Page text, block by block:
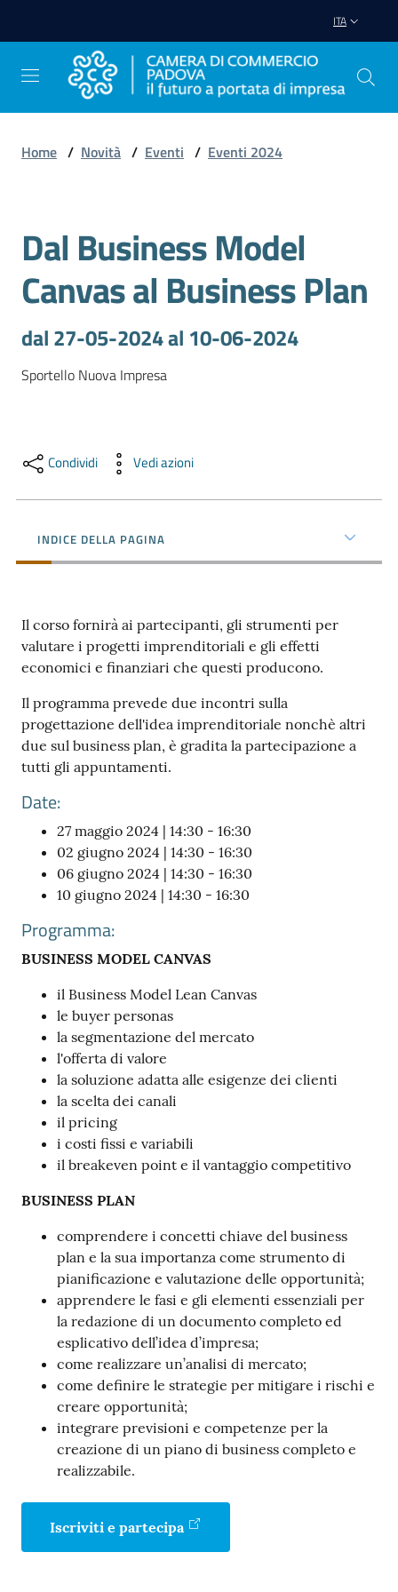
ITA
Gestire
Impresa
Promuovere
Impresa
Tutelare
Consumatore
Impresa
Digitale
La
Camera
Prenota
zione
on line
Servizi
online
Contatti
Newsle
tter
Stampa
Home / Novità / Eventi / Eventi 2024
Salta al contenuto
Dal Business Model
Canvas al Business Plan
dal 27-05-2024 al 10-06-2024
Sportello Nuova Impresa
Condividi Vedi azioni
INDICE DELLA PAGINA
Il corso fornirà ai partecipanti, gli strumenti per
valutare i progetti imprenditoriali e gli effetti
economici e finanziari che questi producono.
Il programma prevede due incontri sulla
progettazione dell'idea imprenditoriale nonchè altri
due sul business plan, è gradita la partecipazione a
tutti gli appuntamenti.
Date:
27 maggio 2024 | 14:30 - 16:30
02 giugno 2024 | 14:30 - 16:30
06 giugno 2024 | 14:30 - 16:30
10 giugno 2024 | 14:30 - 16:30
Programma:
BUSINESS MODEL CANVAS
il Business Model Lean Canvas
le buyer personas
la segmentazione del mercato
l'offerta di valore
la soluzione adatta alle esigenze dei clienti
la scelta dei canali
il pricing
i costi fissi e variabili
il breakeven point e il vantaggio competitivo
BUSINESS PLAN
comprendere i concetti chiave del business
plan e la sua importanza come strumento di
pianificazione e valutazione delle opportunità;
apprendere le fasi e gli elementi essenziali per
la redazione di un documento completo ed
esplicativo dell’idea d’impresa;
come realizzare un’analisi di mercato;
come definire le strategie per mitigare i rischi e
creare opportunità;
integrare previsioni e competenze per la
creazione di un piano di business completo e
realizzabile.
Iscriviti e partecipa